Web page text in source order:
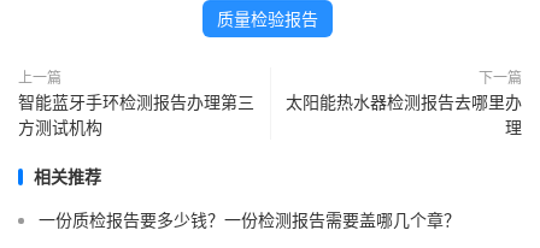
质量检验报告
上一篇
智能蓝牙手环检测报告办理第三
方测试机构
下一篇
太阳能热水器检测报告去哪里办
理
相关推荐
一份质检报告要多少钱？一份检测报告需要盖哪几个章？